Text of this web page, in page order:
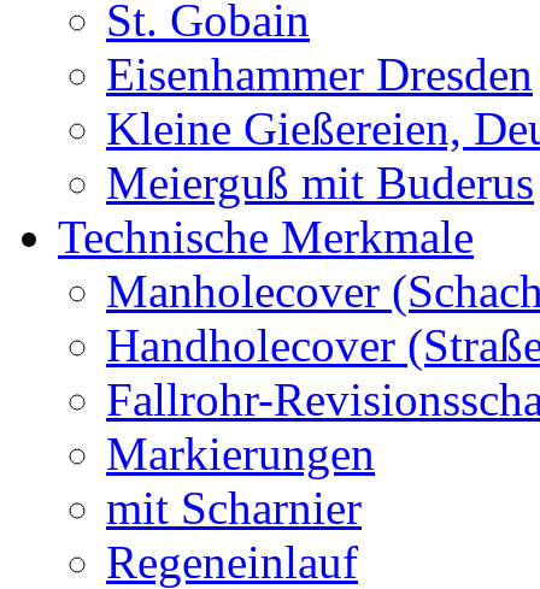
St. Gobain
Eisenhammer Dresden
Kleine Gießereien,
Meierguß mit Buderus
Technische Merkmale
Manholecover
Handholecover
Fallrohr-
Markierungen
mit Scharnier
Regeneinlauf